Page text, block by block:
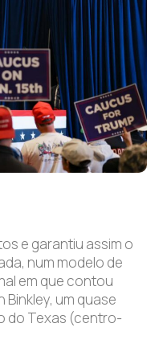
e garantiu assim o
num modelo de
em que contou
um quase
do Texas (centro-